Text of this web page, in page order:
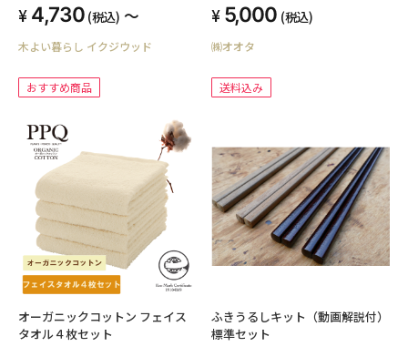
4,730 (税込) ～
木よい暮らし イクジウッド
おすすめ商品
5,000 (税込)
㈱オオタ
送料込み
オーガニックコットン フェイス
タオル４枚セット
ふきうるしキット（動画解説付）
標準セット